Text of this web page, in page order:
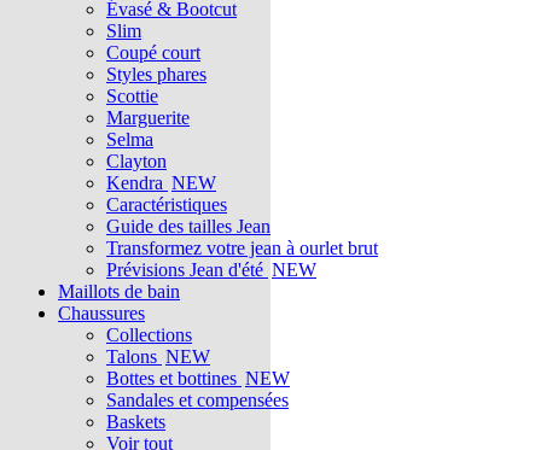
Évasé & Bootcut
Slim
Coupé court
Styles phares
Scottie
Marguerite
Selma
Clayton
Kendra NEW
Caractéristiques
Guide des tailles Jean
Transformez votre jean à ourlet brut
Prévisions Jean d'été NEW
Maillots de bain
Chaussures
Collections
Talons NEW
Bottes et bottines NEW
Sandales et compensées
Baskets
Voir tout